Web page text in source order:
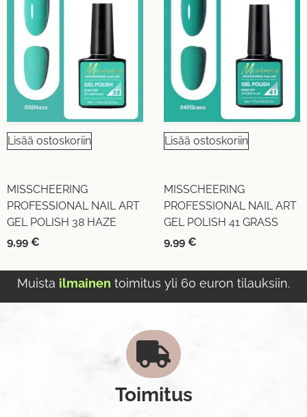
Lisää ostoskoriin
MISSCHEERING
PROFESSIONAL NAIL ART
GEL POLISH 38 HAZE
9,99 €
Lisää ostoskoriin
MISSCHEERING
PROFESSIONAL NAIL ART
GEL POLISH 41 GRASS
9,99 €
Muista ilmainen toimitus yli 60 euron tilauksiin.
Toimitus